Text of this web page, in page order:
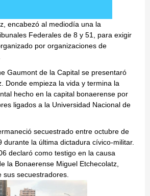
encabezó al mediodía una la
Federales de 8 y 51, para exigir
por organizaciones de
Gaumont de la Capital se presentaró
Donde empieza la vida y termina la
hecho en la capital bonaerense por
ligados a la Universidad Nacional de
secuestrado entre octubre de
durante la última dictadura cívico-militar.
declaró como testigo en la causa
la Bonaerense Miguel Etchecolatz,
secuestradores.